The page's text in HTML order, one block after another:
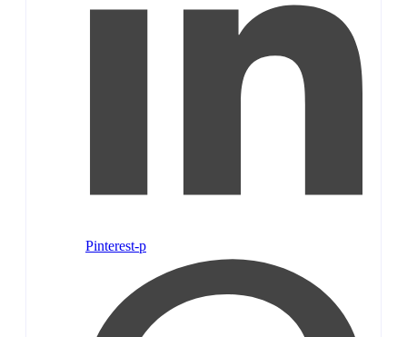
Pinterest-p